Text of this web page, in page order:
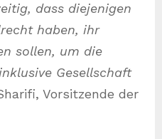
dass diejenigen
haben, ihr
sollen, um die
Gesellschaft
Vorsitzende der